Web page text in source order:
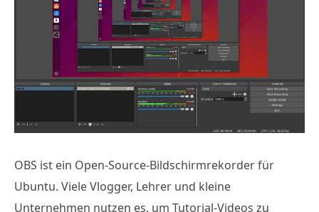
OBS ist ein Open-Source-Bildschirmrekorder für
Ubuntu. Viele Vlogger, Lehrer und kleine
Unternehmen nutzen es, um Tutorial-Videos zu